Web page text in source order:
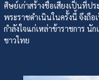
ศิษย์เก่าสร้างชื่อเสียงเป็นที่ปร
พระราชดำเนินในครั้งนี้ จึงถื
กำลังใจแก่เหล่าข้าราชการ นั
ชาวไทย